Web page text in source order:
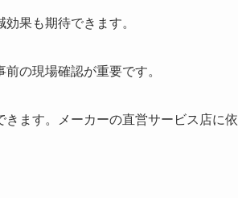
果も期待できます。
の現場確認が重要です。
ます。メーカーの直営サービス店に依